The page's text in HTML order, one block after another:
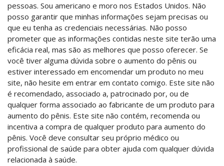
pessoas. Sou americano e moro nos Estados Unidos. Não
posso garantir que minhas informações sejam precisas ou
que eu tenha as credenciais necessárias. Não posso
prometer que as informações contidas neste site terão uma
eficácia real, mas são as melhores que posso oferecer. Se
você tiver alguma dúvida sobre o aumento do pênis ou
estiver interessado em encomendar um produto no meu
site, não hesite em entrar em contato comigo. Este site não
é recomendado, associado a, patrocinado por, ou de
qualquer forma associado ao fabricante de um produto para
aumento do pênis. Este site não contém, recomenda ou
incentiva a compra de qualquer produto para aumento do
pênis. Você deve consultar seu próprio médico ou
profissional de saúde para obter ajuda com qualquer dúvida
relacionada à saúde.